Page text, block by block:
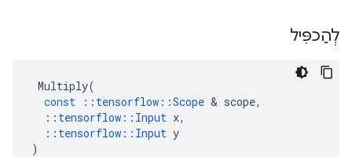
לְהַכפִּיל
Multiply(
const
:: tensorflow ::Scope & scope,
:: tensorflow :: Input x,
:: tensorflow :: Input y
)